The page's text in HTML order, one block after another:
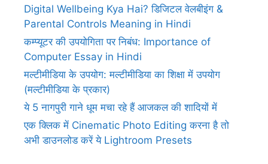
Digital Wellbeing Kya Hai? डिजिटल वेलबीइंग &
Parental Controls Meaning in Hindi
कम्प्यूटर की उपयोगिता पर निबंध: Importance of
Computer Essay in Hindi
मल्टीमीडिया के उपयोग: मल्टीमीडिया का शिक्षा में उपयोग
(मल्टीमीडिया के प्रकार)
ये 5 नागपुरी गाने धूम मचा रहे हैं आजकल की शादियों में
एक क्लिक में Cinematic Photo Editing करना है तो
अभी डाउनलोड करें ये Lightroom Presets